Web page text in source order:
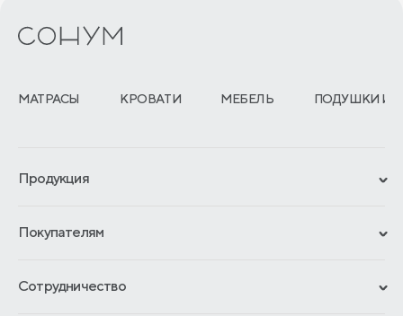
МАТРАСЫ КРОВАТИ МЕБЕЛЬ ПОДУШКИ И
Продукция
Гарантии
Покупателям
Обмен и возврат
Сотрудничество